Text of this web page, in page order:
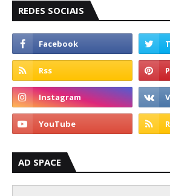
REDES SOCIAIS
AD SPACE